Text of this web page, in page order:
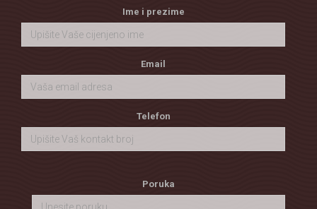
Ime i prezime
Email
Telefon
Poruka